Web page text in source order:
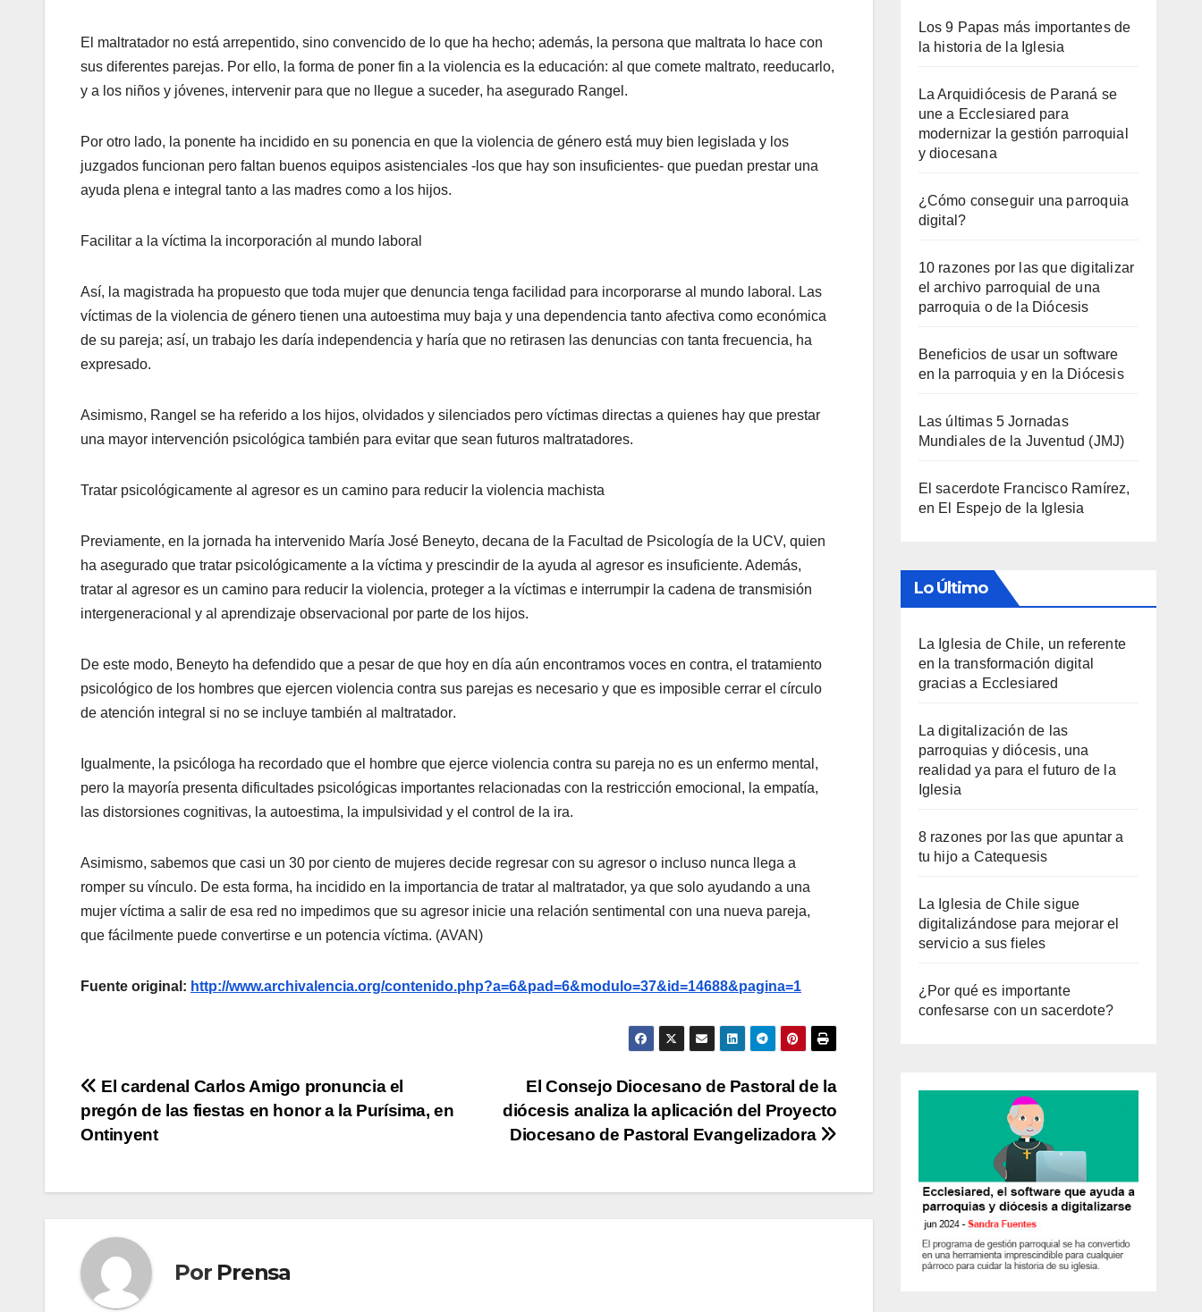
El maltratador no está arrepentido, sino convencido de lo que ha hecho; además, la persona que maltrata lo hace con
sus diferentes parejas. Por ello, la forma de poner fin a la violencia es la educación: al que comete maltrato, reeducarlo,
y a los niños y jóvenes, intervenir para que no llegue a suceder, ha asegurado Rangel.
Por otro lado, la ponente ha incidido en su ponencia en que la violencia de género está muy bien legislada y los
juzgados funcionan pero faltan buenos equipos asistenciales -los que hay son insuficientes- que puedan prestar una
ayuda plena e integral tanto a las madres como a los hijos.
Facilitar a la víctima la incorporación al mundo laboral
Así, la magistrada ha propuesto que toda mujer que denuncia tenga facilidad para incorporarse al mundo laboral. Las
víctimas de la violencia de género tienen una autoestima muy baja y una dependencia tanto afectiva como económica
de su pareja; así, un trabajo les daría independencia y haría que no retirasen las denuncias con tanta frecuencia, ha
expresado.
Asimismo, Rangel se ha referido a los hijos, olvidados y silenciados pero víctimas directas a quienes hay que prestar
una mayor intervención psicológica también para evitar que sean futuros maltratadores.
Tratar psicológicamente al agresor es un camino para reducir la violencia machista
Previamente, en la jornada ha intervenido María José Beneyto, decana de la Facultad de Psicología de la UCV, quien
ha asegurado que tratar psicológicamente a la víctima y prescindir de la ayuda al agresor es insuficiente. Además,
tratar al agresor es un camino para reducir la violencia, proteger a la víctimas e interrumpir la cadena de transmisión
intergeneracional y al aprendizaje observacional por parte de los hijos.
De este modo, Beneyto ha defendido que a pesar de que hoy en día aún encontramos voces en contra, el tratamiento
psicológico de los hombres que ejercen violencia contra sus parejas es necesario y que es imposible cerrar el círculo
de atención integral si no se incluye también al maltratador.
Igualmente, la psicóloga ha recordado que el hombre que ejerce violencia contra su pareja no es un enfermo mental,
pero la mayoría presenta dificultades psicológicas importantes relacionadas con la restricción emocional, la empatía,
las distorsiones cognitivas, la autoestima, la impulsividad y el control de la ira.
Asimismo, sabemos que casi un 30 por ciento de mujeres decide regresar con su agresor o incluso nunca llega a
romper su vínculo. De esta forma, ha incidido en la importancia de tratar al maltratador, ya que solo ayudando a una
mujer víctima a salir de esa red no impedimos que su agresor inicie una relación sentimental con una nueva pareja,
que fácilmente puede convertirse e un potencia víctima. (AVAN)
Fuente original: http://www.archivalencia.org/contenido.php?a=6&pad=6&modulo=37&id=14688&pagina=1
Navegación
de
El Consejo Diocesano de Pastoral de la
diócesis analiza la aplicación del Proyecto
Diocesano de Pastoral Evangelizadora
El cardenal Carlos Amigo pronuncia el
pregón de las fiestas en honor a la Purísima, en
Ontinyent
Por Prensa
Los 9 Papas más importantes de
la historia de la Iglesia
La Arquidiócesis de Paraná se
une a Ecclesiared para
modernizar la gestión parroquial
y diocesana
¿Cómo conseguir una parroquia
digital?
10 razones por las que digitalizar
el archivo parroquial de una
parroquia o de la Diócesis
Beneficios de usar un software
en la parroquia y en la Diócesis
Las últimas 5 Jornadas
Mundiales de la Juventud (JMJ)
El sacerdote Francisco Ramírez,
en El Espejo de la Iglesia
Lo Último
La Iglesia de Chile, un referente
en la transformación digital
gracias a Ecclesiared
La digitalización de las
parroquias y diócesis, una
realidad ya para el futuro de la
Iglesia
8 razones por las que apuntar a
tu hijo a Catequesis
La Iglesia de Chile sigue
digitalizándose para mejorar el
servicio a sus fieles
¿Por qué es importante
confesarse con un sacerdote?